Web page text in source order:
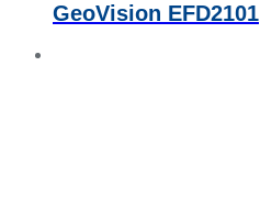
GeoVision EFD2101